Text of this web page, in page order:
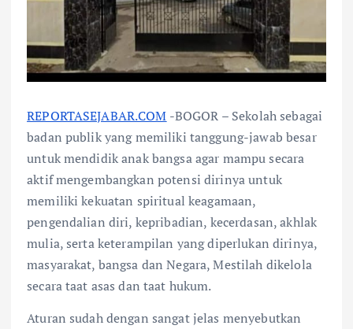
REPORTASEJABAR.COM -BOGOR – Sekolah sebagai
badan publik yang memiliki tanggung-jawab besar
untuk mendidik anak bangsa agar mampu secara
aktif mengembangkan potensi dirinya untuk
memiliki kekuatan spiritual keagamaan,
pengendalian diri, kepribadian, kecerdasan, akhlak
mulia, serta keterampilan yang diperlukan dirinya,
masyarakat, bangsa dan Negara, Mestilah dikelola
secara taat asas dan taat hukum.
Aturan sudah dengan sangat jelas menyebutkan